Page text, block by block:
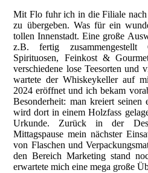
Mit Flo fuhr ich in die Filiale
zu übergeben. Was für ein
tollen Innenstadt. Eine große
z.B. fertig zusammengestellt
Spirituosen, Feinkost &
verschiedene lose Teesorten und
wartete der Whiskeykeller auf
2024 eröffnet und ich bekam
Besonderheit: man kreiert seinen
wird dort in einem Holzfass
Urkunde. Zurück in der
Mittagspause mein nächster
von Flaschen und
den Bereich Marketing stand
erwartete mich eine mega große